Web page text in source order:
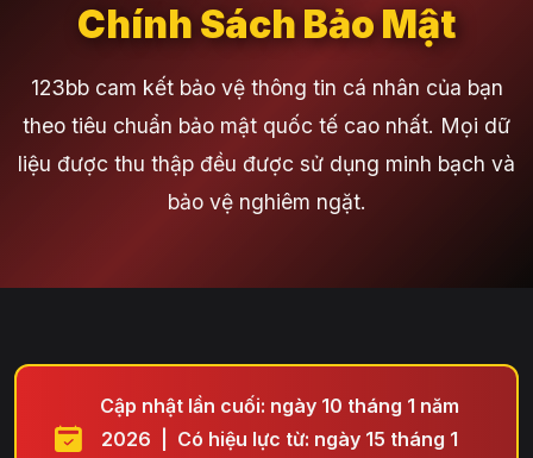
Chính Sách Bảo Mật
123bb cam kết bảo vệ thông tin cá nhân của bạn
theo tiêu chuẩn bảo mật quốc tế cao nhất. Mọi dữ
liệu được thu thập đều được sử dụng minh bạch và
bảo vệ nghiêm ngặt.
Cập nhật lần cuối: ngày 10 tháng 1 năm
2026 | Có hiệu lực từ: ngày 15 tháng 1